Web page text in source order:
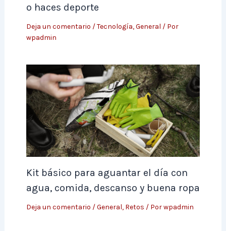
o haces deporte
Deja un comentario /Tecnología,General / Por
wpadmin
Kit básico para aguantar el día con
agua, comida, descanso y buena ropa
Deja un comentario /General, Retos / Porwpadmin